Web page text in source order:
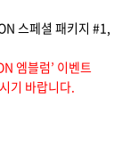
스페셜 패키지 #1,
엠블럼’ 이벤트
기 바랍니다.